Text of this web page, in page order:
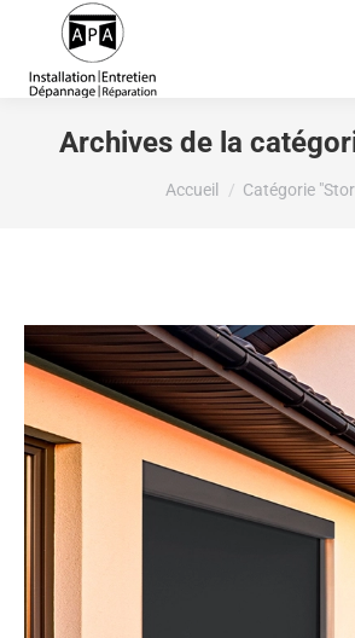
Archives de la
Vous êtes ici :
Accueil Catégorie